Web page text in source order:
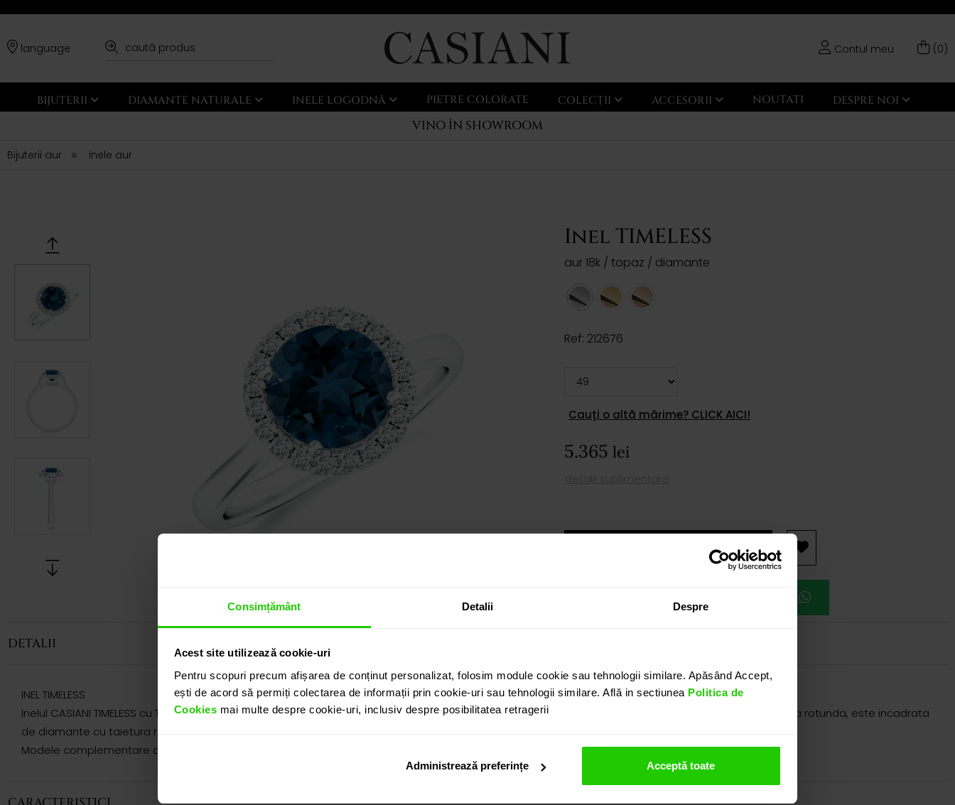
Consimțământ Detalii Despre
Acest site utilizează cookie-uri
Pentru scopuri precum afișarea de conținut personalizat, folosim module cookie sau tehnologii similare. Apăsând Accept,
ești de acord să permiți colectarea de informații prin cookie-uri sau tehnologii similare. Află in sectiunea Politica de
Cookies mai multe despre cookie-uri, inclusiv despre posibilitatea retragerii
Administrează preferințe Acceptă toate
language Contul meu (0)
BIJUTERII DIAMANTE NATURALE INELE LOGODNĂ PIETRE COLORATE COLECȚII ACCESORII NOUTATI DESPRE NOI
VINO ÎN SHOWROOM
Bijuterii aur Inele aur
Inel TIMELESS
aur 18k / topaz / diamante
Ref: 212676
Cauți o altă mărime? CLICK AICI!
5.365 lei
ADAUGĂ ÎN COȘ
DETALII
INEL TIMELESS
Inelul CASIANI TIMELESS cu Topaz si Diamante este o bijuterie clasica si eleganta realizata in aur alb de 18k. Piatra centrala, un topaz london cu taietura rotunda, este incadrata
de diamante cu taietura rotunda.
Modele complementare acestui produs puteti regasi atat in colectia prezentata pe site cat si vizitand showroom-ul nostru.